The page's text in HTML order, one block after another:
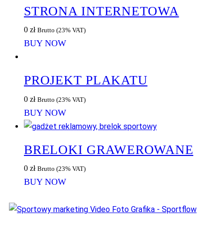
STRONA INTERNETOWA
0 zł Brutto (23% VAT)
BUY NOW
PROJEKT PLAKATU
0 zł Brutto (23% VAT)
BUY NOW
BRELOKI GRAWEROWANE
0 zł Brutto (23% VAT)
BUY NOW